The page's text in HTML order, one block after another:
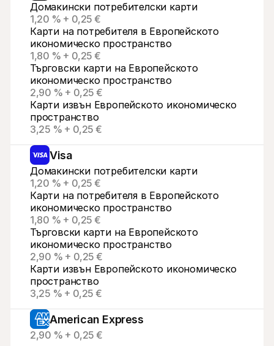
Карти на потребителя в Европейското
икономическо пространство
1,80 % + 0,25 €
Домакински потребителски карти
1,20 % + 0,25 €
Търговски карти на Европейското
икономическо пространство
2,90 % + 0,25 €
Карти извън Европейското икономическо
пространство
3,25 % + 0,25 €
Visa
Карти на потребителя в Европейското
икономическо пространство
1,80 % + 0,25 €
Домакински потребителски карти
1,20 % + 0,25 €
Търговски карти на Европейското
икономическо пространство
2,90 % + 0,25 €
Карти извън Европейското икономическо
пространство
3,25 % + 0,25 €
American Express
2,90 % + 0,25 €